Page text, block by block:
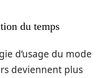
du temps
d’usage du mode
deviennent plus